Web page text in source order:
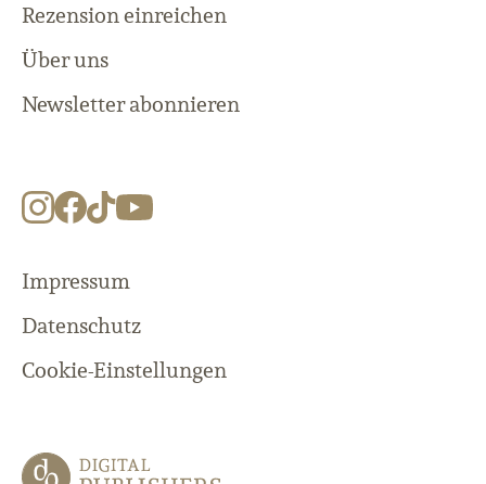
Rezension einreichen
Über uns
Newsletter abonnieren
Impressum
Datenschutz
Cookie-Einstellungen